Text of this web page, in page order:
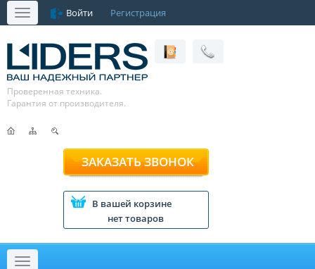
Меню Войти Регистрация
Проверенная техника.
Гарантия от производителя.
ЗАКАЗАТЬ ЗВОНОК
В вашей корзине
нет товаров
Меню